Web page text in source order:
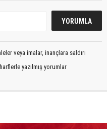
veya imalar, inançlara saldırı
yazılmış yorumlar